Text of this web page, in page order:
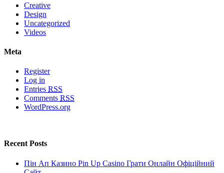
Creative
Design
Uncategorized
Videos
Meta
Register
Log in
Entries RSS
Comments RSS
WordPress.org
Recent Posts
Пін Ап Казино Pin Up Casino Грати Онлайн Офіційний